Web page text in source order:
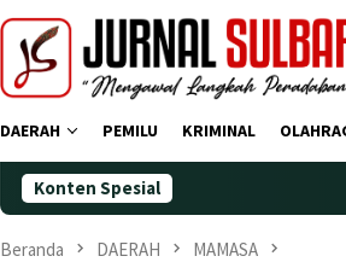
DAERAH PEMILU KRIMINAL
Konten Spesial Demokrat
Beranda DAERAH MAMASA